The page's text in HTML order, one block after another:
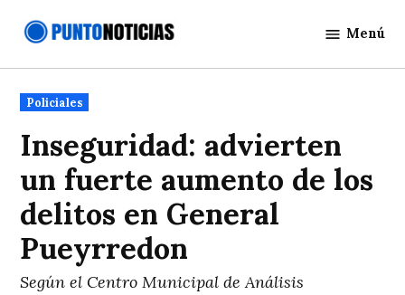
Noticias
Menú
Publicado
en
Policiales
Inseguridad: advierten
un fuerte aumento de los
delitos en General
Pueyrredon
Según el Centro Municipal de Análisis